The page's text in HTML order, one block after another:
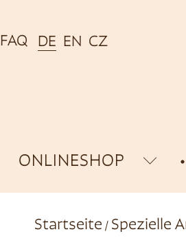
FAQ DE EN CZ
ONLINESHOP
Startseite / Spezielle